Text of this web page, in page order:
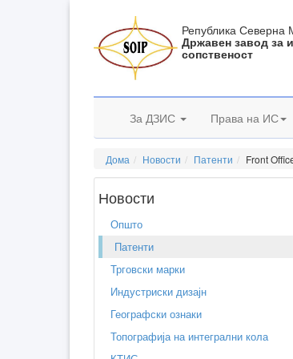
Република Северна
Државен завод за
сопственост
За ДЗИС Права на ИС
Дома Новости Патенти Front
Новости
Општо
Патенти
Трговски марки
Индустриски дизајн
Географски ознаки
Топографија на интегрални кола